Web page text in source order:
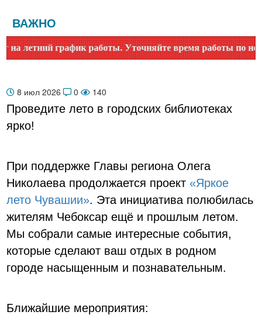
ВАЖНО
график работы. Уточняйте время работы по номеру
8 июл 2026 0 140
Проведите лето в городских библиотеках
ярко!
При поддержке Главы региона Олега
Николаева продолжается проект «Яркое
лето Чувашии». Эта инициатива полюбилась
жителям Чебоксар ещё и прошлым летом.
Мы собрали самые интересные события,
которые сделают ваш отдых в родном
городе насыщенным и познавательным.
Ближайшие мероприятия: